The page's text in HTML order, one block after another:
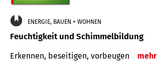
ENERGIE, BAUEN + WOHNEN
Feuchtigkeit und Schimmelbildung
Erkennen, beseitigen, vorbeugen mehr